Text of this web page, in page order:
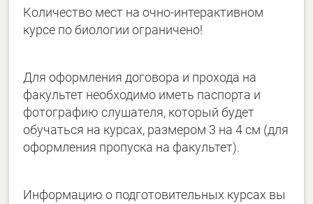
Количество мест на очно-интерактивном
курсе по биологии ограничено!
Для оформления договора и прохода на
факультет необходимо иметь паспорта и
фотографию слушателя, который будет
обучаться на курсах, размером 3 на 4 см (для
оформления пропуска на факультет).
Информацию о подготовительных курсах вы